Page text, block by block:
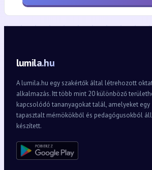
lumila.hu
A lumila.hu egy szakértők által létrehozott
alkalmazás. Itt több mint 20 különböző
kapcsolódó tananyagokat talál, amelyeket egy
tapasztalt mérnökökből és pedagógusokból
készített.